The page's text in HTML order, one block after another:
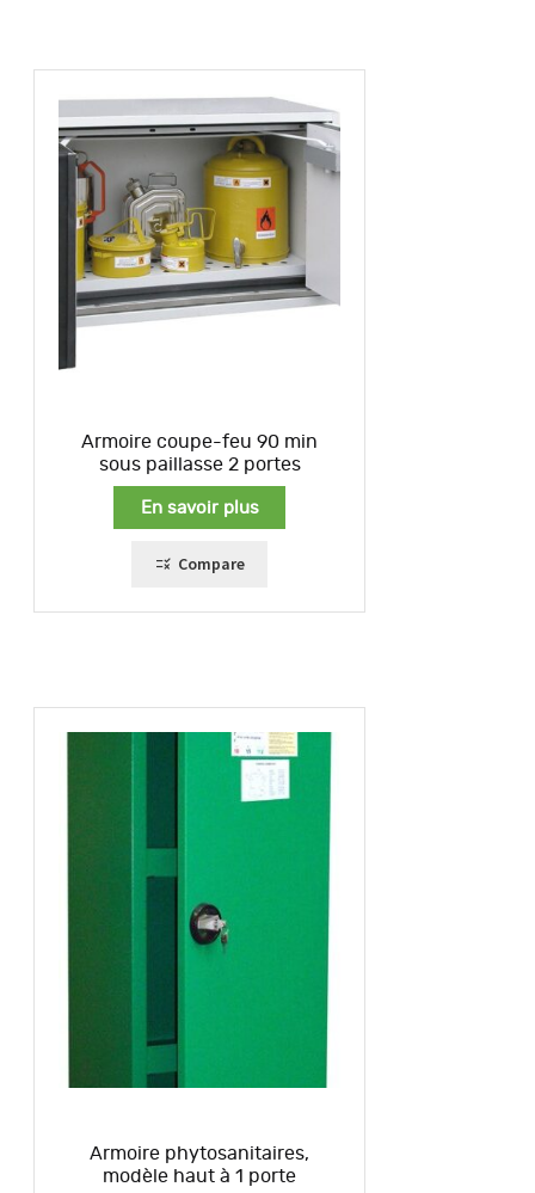
Armoire coupe-feu 90 min
sous paillasse 2 portes
En savoir plus
Compare
Armoire phytosanitaires,
modèle haut à 1 porte